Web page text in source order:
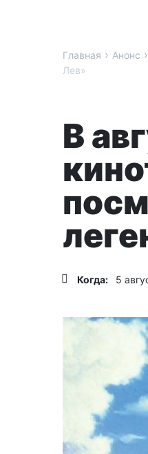
Главная › Анонс ›
Лев»
В
Когда: 5